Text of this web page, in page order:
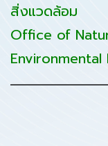
สิ่งแวดล้อม
Office of
Environmental